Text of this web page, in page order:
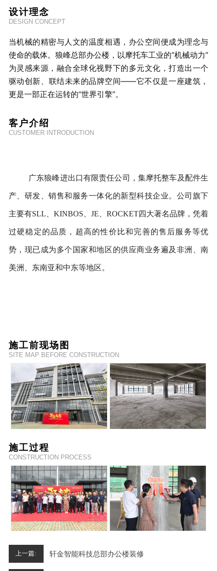
设计理念
DESIGN CONCEPT
当机械的精密与人文的温度相遇，办公空间便成为理念与
使命的载体。狼峰总部办公楼，以摩托车工业的“机械动力”
为灵感来源，融合全球化视野下的多元文化，打造出一个
驱动创新、联结未来的品牌空间——它不仅是一座建筑，
更是一部正在运转的“世界引擎”。
客户介绍
CUSTOMER INTRODUCTION
广东狼峰进出口有限责任公司，集摩托整车及配件生
产、研发、销售和服务一体化的新型科技企业。公司旗下
主要有SLL、KINBOS、JE、ROCKET四大著名品牌，凭着
过硬稳定的品质，超高的性价比和完善的售后服务等优
势，现已成为多个国家和地区的供应商业务遍及非洲、南
美洲、东南亚和中东等地区。
施工前现场图
SITE MAP BEFORE CONSTRUCTION
施工过程
CONSTRUCTION PROCESS
上一篇: 轩金智能科技总部办公楼装修